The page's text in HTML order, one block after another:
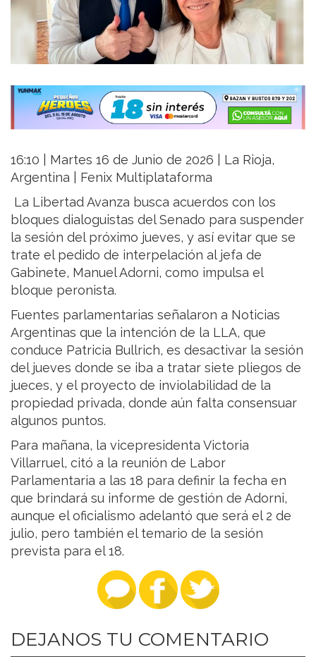
16:10 | Martes 16 de Junio de 2026 | La Rioja,
Argentina | Fenix Multiplataforma
La Libertad Avanza busca acuerdos con los
bloques dialoguistas del Senado para suspender
la sesión del próximo jueves, y así evitar que se
trate el pedido de interpelación al jefa de
Gabinete, Manuel Adorni, como impulsa el
bloque peronista.
Fuentes parlamentarias señalaron a Noticias
Argentinas que la intención de la LLA, que
conduce Patricia Bullrich, es desactivar la sesión
del jueves donde se iba a tratar siete pliegos de
jueces, y el proyecto de inviolabilidad de la
propiedad privada, donde aún falta consensuar
algunos puntos.
Para mañana, la vicepresidenta Victoria
Villarruel, citó a la reunión de Labor
Parlamentaria a las 18 para definir la fecha en
que brindará su informe de gestión de Adorni,
aunque el oficialismo adelantó que será el 2 de
julio, pero también el temario de la sesión
prevista para el 18.
DEJANOS TU COMENTARIO